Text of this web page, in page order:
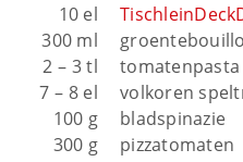
10 el
300 ml
2 – 3 tl
tomatenpasta
7 – 8 el
volkoren
100 g
bladspinazie
300 g
pizzatomaten